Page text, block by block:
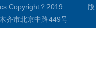
Copyright？2019 版
齐市北京中路449号